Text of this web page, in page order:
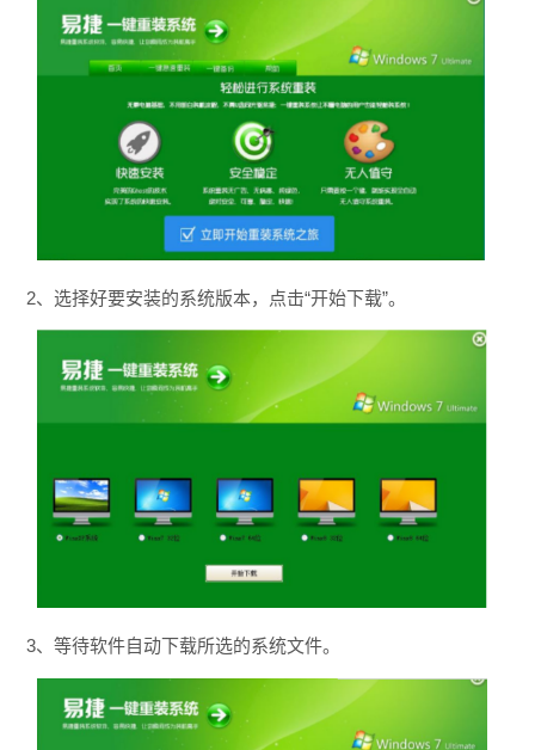
2、选择好要安装的系统版本，点击“开始下载”。
3、等待软件自动下载所选的系统文件。